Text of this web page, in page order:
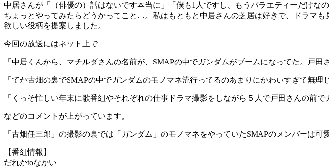
中居さんが「（俳優の）話はないです本当に」「僕も1人ですし、もうバラエティーだけ
ちょっとやってみたらどうかってこと…。私はもともと中居さんの芝居は好きで、ドラマ
欲しい役柄を提案しました。
今回の放送にはネット上で
「中居くんから、マチルダさんの名前が、SMAPの中でガンダムがブームになってた。戸田
「てか古畑の裏でSMAPの中でガンダムのモノマネ流行ってるのあまりにかわいすぎて無理
「くっそ忙しい年末に歌番組やそれぞれの仕事ドラマ撮影をしながら５人で戸田さんの前
などのコメントが上がっています。
「古畑任三郎」の撮影の裏では「ガンダム」のモノマネをやっていたSMAPのメンバーは
【番組情報】
だれかtoなかい